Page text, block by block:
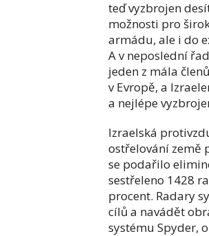
teď vyzbrojen
možnosti pro
armádu, ale i do
A v neposlední
jeden z mála
v Evropě, a
a nejlépe
Izraelská
ostřelování země
se podařilo
sestřeleno 1428
procent. Radary
cílů a navádět
systému Spyder,